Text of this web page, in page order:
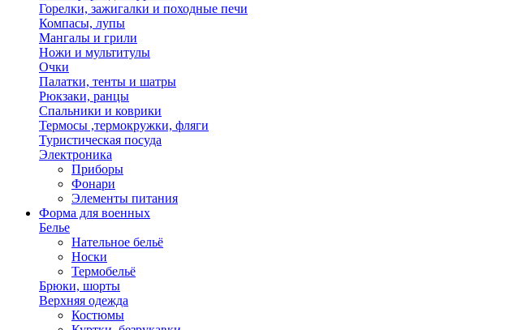
Горелки, зажигалки и походные печи
Компасы, лупы
Мангалы и грили
Ножи и мультитулы
Очки
Палатки, тенты и шатры
Рюкзаки, ранцы
Спальники и коврики
Термосы ,термокружки, фляги
Туристическая посуда
Электроника
Приборы
Фонари
Элементы питания
Форма для военных
Белье
Нательное бельё
Носки
Термобельё
Брюки, шорты
Верхняя одежда
Костюмы